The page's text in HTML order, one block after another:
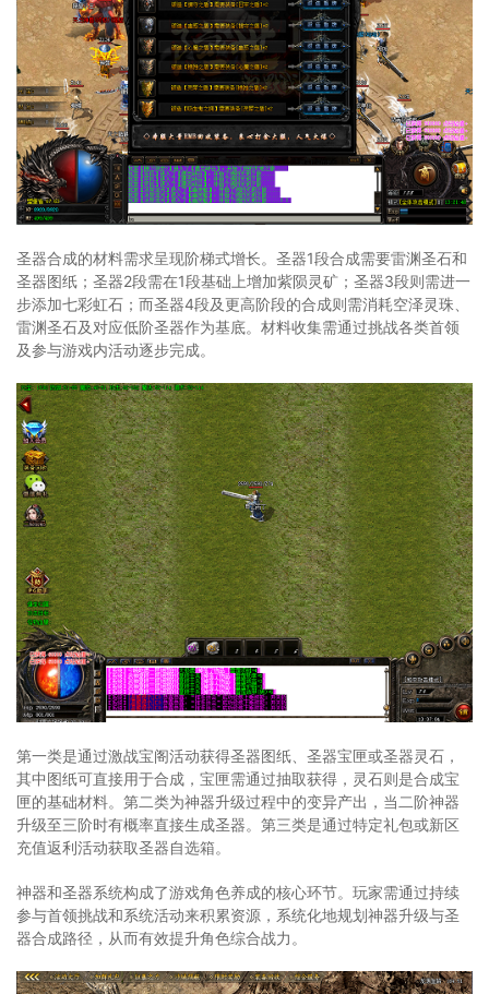
圣器合成的材料需求呈现阶梯式增长。圣器1段合成需要雷渊圣石和
圣器图纸；圣器2段需在1段基础上增加紫陨灵矿；圣器3段则需进一
步添加七彩虹石；而圣器4段及更高阶段的合成则需消耗空泽灵珠、
雷渊圣石及对应低阶圣器作为基底。材料收集需通过挑战各类首领
及参与游戏内活动逐步完成。
第一类是通过激战宝阁活动获得圣器图纸、圣器宝匣或圣器灵石，
其中图纸可直接用于合成，宝匣需通过抽取获得，灵石则是合成宝
匣的基础材料。第二类为神器升级过程中的变异产出，当二阶神器
升级至三阶时有概率直接生成圣器。第三类是通过特定礼包或新区
充值返利活动获取圣器自选箱。
神器和圣器系统构成了游戏角色养成的核心环节。玩家需通过持续
参与首领挑战和系统活动来积累资源，系统化地规划神器升级与圣
器合成路径，从而有效提升角色综合战力。